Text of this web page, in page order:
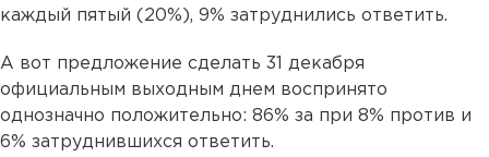
каждый пятый (20%), 9% затруднились ответить.
А вот предложение сделать 31 декабря
официальным выходным днем воспринято
однозначно положительно: 86% за при 8% против и
6% затруднившихся ответить.